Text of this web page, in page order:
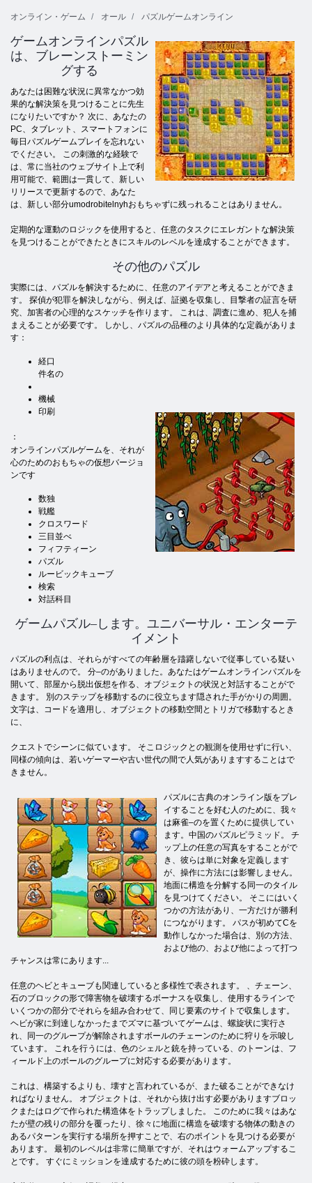
オンライン・ゲーム オール パズルゲームオンライン
ゲームオンラインパズル
は、ブレーンストーミン
グする
あなたは困難な状況に異常なかつ効
果的な解決策を見つけることに先生
になりたいですか？ 次に、あなたの
PC、タブレット、スマートフォンに
毎日パズルゲームプレイを忘れない
でください。 この刺激的な経験で
は、常に当社のウェブサイト上で利
用可能で、範囲は一貫して、新しい
リリースで更新するので、あなた
は、新しい部分umodrobitelnyhおもちゃずに残っれることはありません。
定期的な運動のロジックを使用すると、任意のタスクにエレガントな解決策
を見つけることができたときにスキルのレベルを達成することができます。
その他のパズル
実際には、パズルを解決するために、任意のアイデアと考えることができま
す。 探偵が犯罪を解決しながら、例えば、証拠を収集し、目撃者の証言を研
究、加害者の心理的なスケッチを作ります。 これは、調査に進め、犯人を捕
まえることが必要です。 しかし、パズルの品種のより具体的な定義がありま
す：
経口
件名の
機械
印刷
：
オンラインパズルゲームを、それが
心のためのおもちゃの仮想バージョ
ンです
数独
戦艦
クロスワード
三目並べ
フィフティーン
パズル
ルービックキューブ
検索
対話科目
ゲームパズル–します。ユニバーサル・エンターテ
イメント
パズルの利点は、それらがすべての年齢層を躊躇しないで従事している疑い
はありませんので。 分–のがありました。あなたはゲームオンラインパズルを
開いて、部屋から脱出仮想を作る、オブジェクトの状況と対話することがで
きます。 別のステップを移動するのに役立ちます隠された手がかりの周囲。
文字は、コードを適用し、オブジェクトの移動空間とトリガで移動するとき
に、
クエストでシーンに似ています。 そこロジックとの観測を使用せずに行い、
同様の傾向は、若いゲーマーや古い世代の間で人気がありますすることはで
きません。
パズルに古典のオンライン版をプレ
イすることを好む人のために、我々
は麻雀–のを置くために提供してい
ます。中国のパズルピラミッド。 チ
ップ上の任意の写真をすることがで
き、彼らは単に対象を定義します
が、操作に方法には影響しません。
地面に構造を分解する同一のタイル
を見つけてください。 そこにはいく
つかの方法があり、一方だけが勝利
につながります。 パスが初めてCを
動作しなかった場合は、別の方法、
および他の、および他によって打つ
チャンスは常にあります...
任意のヘビとキューブも関連していると多様性で表されます。 、チェーン、
石のブロックの形で障害物を破壊するボーナスを収集し、使用するラインで
いくつかの部分でそれらを組み合わせて、同じ要素のサイトで収集します。
ヘビが家に到達しなかったまでズマに基づいてゲームは、螺旋状に実行さ
れ、同一のグループが解除されますボールのチェーンのために狩りを示唆し
ています。 これを行うには、色のシェルと銃を持っている、のトーンは、フ
ィールド上のボールのグループに対応する必要があります。
これは、構築するよりも、壊すと言われているが、また破ることができなけ
ればなりません。 オブジェクトは、それから抜け出す必要がありますブロッ
クまたはログで作られた構造体をトラップしました。 このために我々はあな
たが壁の残りの部分を覆ったり、徐々に地面に構造を破壊する物体の動きの
あるパターンを実行する場所を押すことで、右のポイントを見つける必要が
あります。 最初のレベルは非常に簡単ですが、それはウォームアップするこ
とです。 すぐにミッションを達成するために彼の頭を粉砕します。